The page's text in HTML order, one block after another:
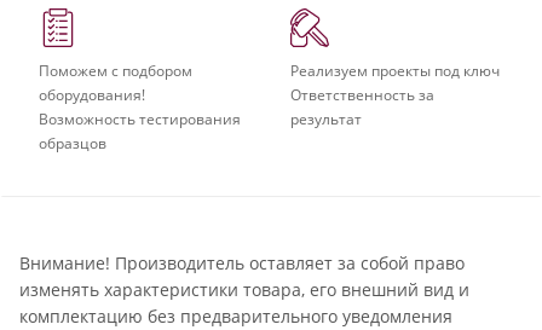
Поможем с подбором
оборудования!
Возможность тестирования
образцов
Реализуем проекты под ключ
Ответственность за
результат
Внимание! Производитель оставляет за собой право
изменять характеристики товара, его внешний вид и
комплектацию без предварительного уведомления